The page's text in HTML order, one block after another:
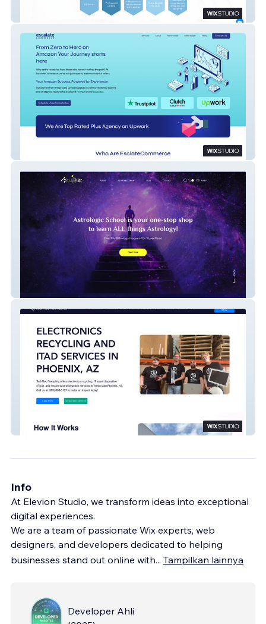
Private Museum Tours
Escalate Commerce
AstroLogic School
TechRec Recycling
Info
At Elevion Studio, we transform ideas into exceptional
digital experiences.
We are a team of passionate Wix experts, web
designers, and developers dedicated to helping
businesses stand out online with... Tampilkan lainnya
Developer Ahli